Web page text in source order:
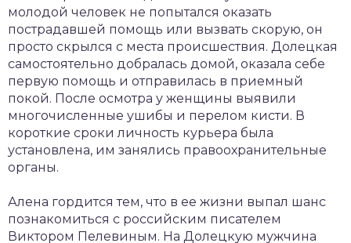
молодой человек не попытался оказать
пострадавшей помощь или вызвать скорую, он
просто скрылся с места происшествия. Долецкая
самостоятельно добралась домой, оказала себе
первую помощь и отправилась в приемный
покой. После осмотра у женщины выявили
многочисленные ушибы и перелом кисти. В
короткие сроки личность курьера была
установлена, им занялись правоохранительные
органы.
Алена гордится тем, что в ее жизни выпал шанс
познакомиться с российским писателем
Виктором Пелевиным. На Долецкую мужчина